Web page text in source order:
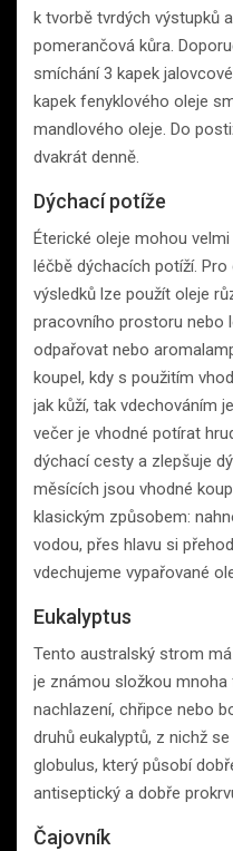
k tvorbě tvrdých výstupků
pomerančová kůra.
smíchání 3 kapek
kapek fenyklového oleje
mandlového oleje. Do
dvakrát denně.
Dýchací potíže
Éterické oleje mohou
léčbě dýchacích potíží.
výsledků lze použít oleje
pracovního prostoru nebo
odpařovat nebo
koupel, kdy s použitím
jak kůží, tak vdechováním
večer je vhodné potírat
dýchací cesty a zlepšuje
měsících jsou vhodné
klasickým způsobem:
vodou, přes hlavu si
vdechujeme vypařované
Eukalyptus
Tento australský strom
je známou složkou
nachlazení, chřipce nebo
druhů eukalyptů, z nichž
globulus, který působí
antiseptický a dobře
Čajovník